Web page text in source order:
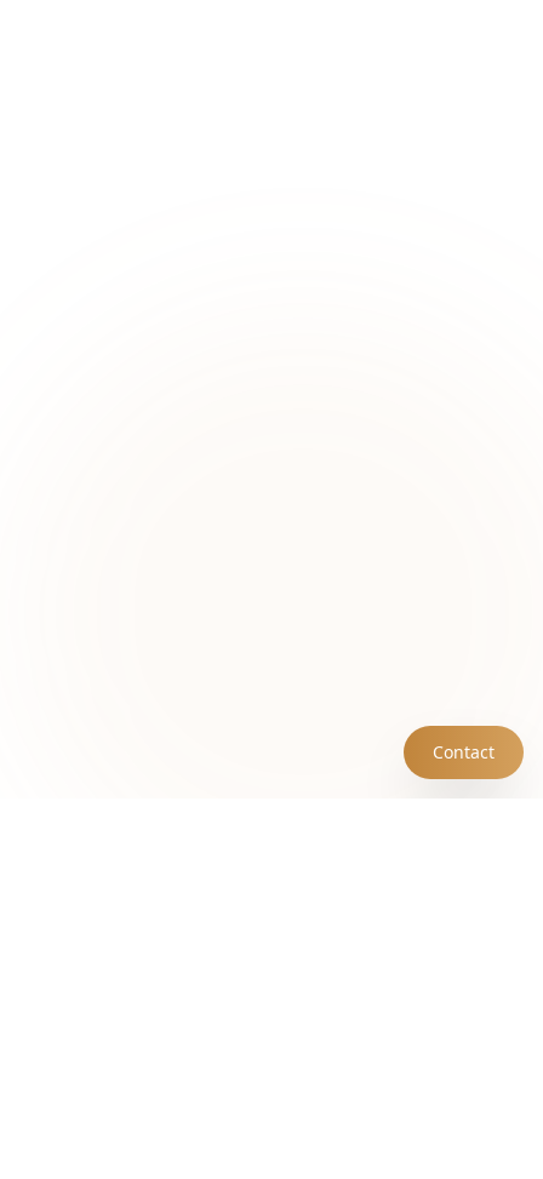
Contact